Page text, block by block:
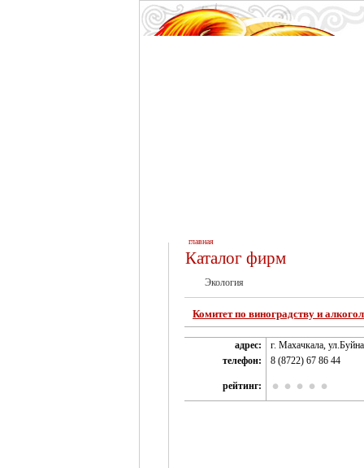
главная
Каталог фирм
Экология
Комитет по виноградству и
адрес:
г. Махачкала,
телефон:
8 (8722) 67 86 44
рейтинг: